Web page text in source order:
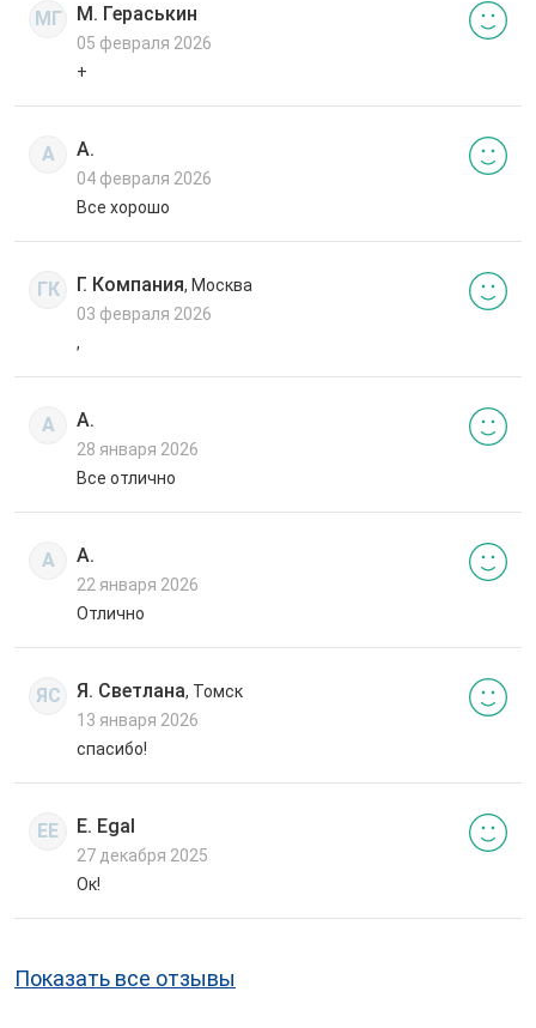
МГ М. Гераськин
05 февраля 2026
+
А А.
04 февраля 2026
Все хорошо
ГК Г. Компания, Москва
03 февраля 2026
,
А А.
28 января 2026
Все отлично
А А.
22 января 2026
Отлично
ЯС Я. Светлана, Томск
13 января 2026
спасибо!
EE E. Egal
27 декабря 2025
Ок!
Показать все отзывы